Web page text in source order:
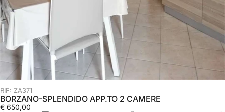
RIF: ZA371
BORZANO-SPLENDIDO APP.TO 2 CAMERE
€ 650,00